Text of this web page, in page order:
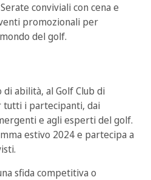
conviviali con cena e
promozionali per
del golf.
abilità, al Golf Club di
tutti i partecipanti, dai
e agli esperti del golf.
estivo 2024 e partecipa a
sfida competitiva o